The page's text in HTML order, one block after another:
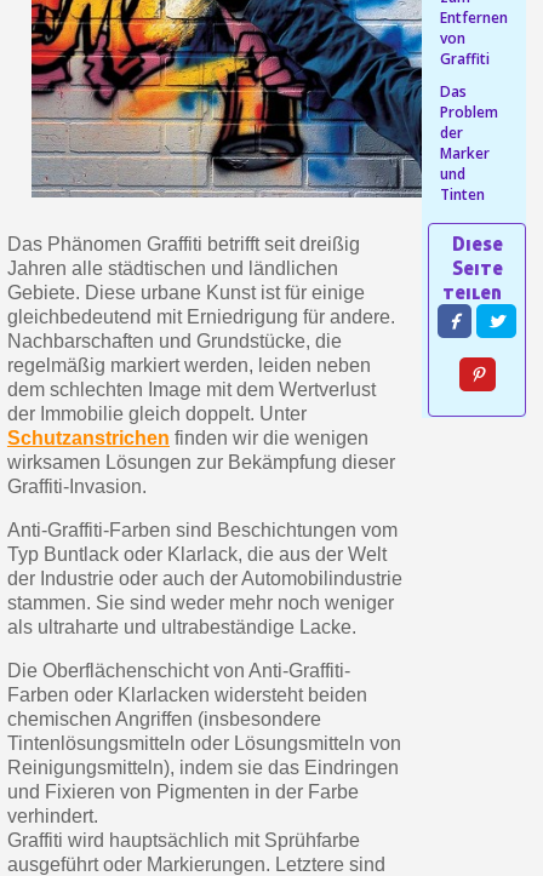
Zahlung in 4x gebührenfrei
Ihr Online-Angebot
Teilen Sie Ihre Kreationen und
Sammeln Sie mit jeder
Rücksendung von
10€ Einkaufsgutschein
10€ Einkaufsgutschein
Zahlung in 4x gebührenfrei
Teilen Sie Ihre Kreationen und
Sammeln Sie mit jeder
Rücksendung von
Rabatt von 5€ auf
Zahlung in 4x gebührenfrei
Das Phänomen Graffiti betrifft seit dreißig
Jahren alle städtischen und ländlichen
Gebiete. Diese urbane Kunst ist für einige
gleichbedeutend mit Erniedrigung für andere.
Nachbarschaften und Grundstücke, die
regelmäßig markiert werden, leiden neben
dem schlechten Image mit dem Wertverlust
der Immobilie gleich doppelt. Unter
Schutzanstrichen finden wir die wenigen
wirksamen Lösungen zur Bekämpfung dieser
Graffiti-Invasion.
Anti-Graffiti-Farben sind Beschichtungen vom
Typ Buntlack oder Klarlack, die aus der Welt
der Industrie oder auch der Automobilindustrie
stammen. Sie sind weder mehr noch weniger
als ultraharte und ultrabeständige Lacke.
Die Oberflächenschicht von Anti-Graffiti-
Farben oder Klarlacken widersteht beiden
chemischen Angriffen (insbesondere
Tintenlösungsmitteln oder Lösungsmitteln von
Reinigungsmitteln), indem sie das Eindringen
und Fixieren von Pigmenten in der Farbe
verhindert.
Graffiti wird hauptsächlich mit Sprühfarbe
ausgeführt oder Markierungen. Letztere sind
Entfernen
von
Graffiti
Das
Problem
der
Marker
und
Tinten